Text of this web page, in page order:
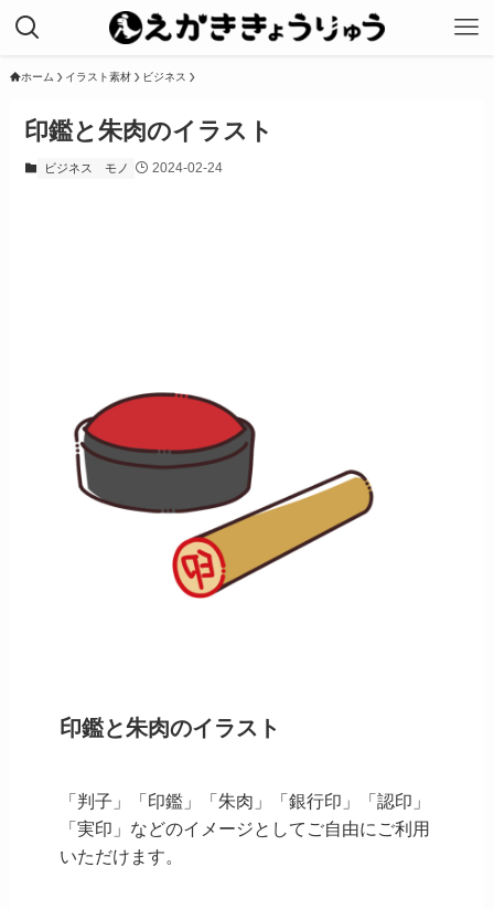
ホーム イラスト素材 ビジネス
印鑑と朱肉のイラスト
ビジネス モノ 2024-02-24
印鑑と朱肉のイラスト
「判子」「印鑑」「朱肉」「銀行印」「認印」
「実印」などのイメージとしてご自由にご利用
いただけます。